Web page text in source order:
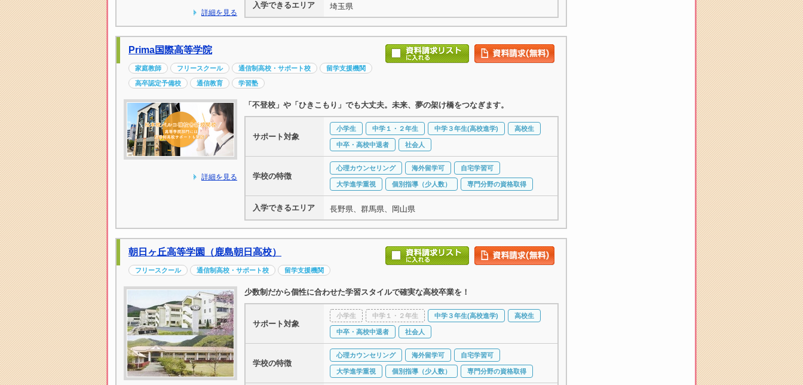
詳細を見る
入学できるエリア 埼玉県
Prima国際高等学院
家庭教師 フリースクール 通信制高校・サポート校 留学支援機関
高卒認定予備校 通信教育 学習塾
詳細を見る
「不登校」や「ひきこもり」でも大丈夫。未来、夢の架け橋をつなぎます。
サポート対象
小学生 中学１・２年生 中学３年生(高校進学) 高校生
中卒・高校中退者 社会人
学校の特徴
心理カウンセリング 海外留学可 自宅学習可
大学進学重視 個別指導（少人数） 専門分野の資格取得
入学できるエリア 長野県、群馬県、岡山県
朝日ヶ丘高等学園（鹿島朝日高校）
フリースクール 通信制高校・サポート校 留学支援機関
少数制だから個性に合わせた学習スタイルで確実な高校卒業を！
サポート対象
小学生 中学１・２年生 中学３年生(高校進学) 高校生
中卒・高校中退者 社会人
学校の特徴
心理カウンセリング 海外留学可 自宅学習可
大学進学重視 個別指導（少人数） 専門分野の資格取得